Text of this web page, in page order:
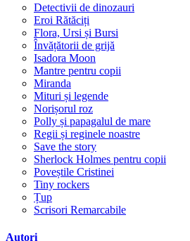
Detectivii de dinozauri
Eroi Rătăciți
Flora, Ursi și Bursi
Învățătorii de grijă
Isadora Moon
Mantre pentru copii
Miranda
Mituri și legende
Norișorul roz
Polly și papagalul de mare
Regii și reginele noastre
Save the story
Sherlock Holmes pentru copii
Poveștile Cristinei
Tiny rockers
Țup
Scrisori Remarcabile
Autori